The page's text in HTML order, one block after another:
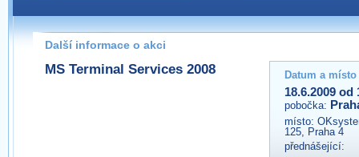
Pokud máte jakýkoliv dotaz na organizátory této akce,
prosím neváhejte nás kontaktovat na e-mailu:
praha@wug.cz
Další informace o akci
MS Terminal Services 2008 Datum a
18.6.2009 od
pobočka:
místo:
125, Praha 4
přednášející: